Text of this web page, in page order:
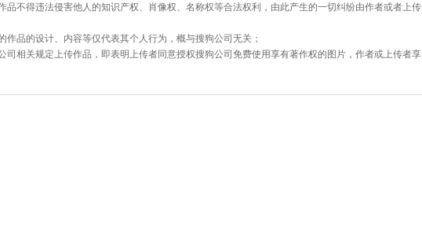
品不得违法侵害他人的知识产权、肖像权、名称权等合法权利，由此产生的一切纠纷由作者或者上传
作品的设计、内容等仅代表其个人行为，概与搜狗公司无关；
司相关规定上传作品，即表明上传者同意授权搜狗公司免费使用享有著作权的图片，作者或上传者享